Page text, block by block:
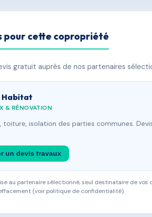
pour cette copropriété
gratuit auprès de nos partenaires
Habitat
& RÉNOVATION
toiture, isolation des parties communes.
un devis travaux
au partenaire sélectionné, seul destinataire de
(voir politique de confidentialité).